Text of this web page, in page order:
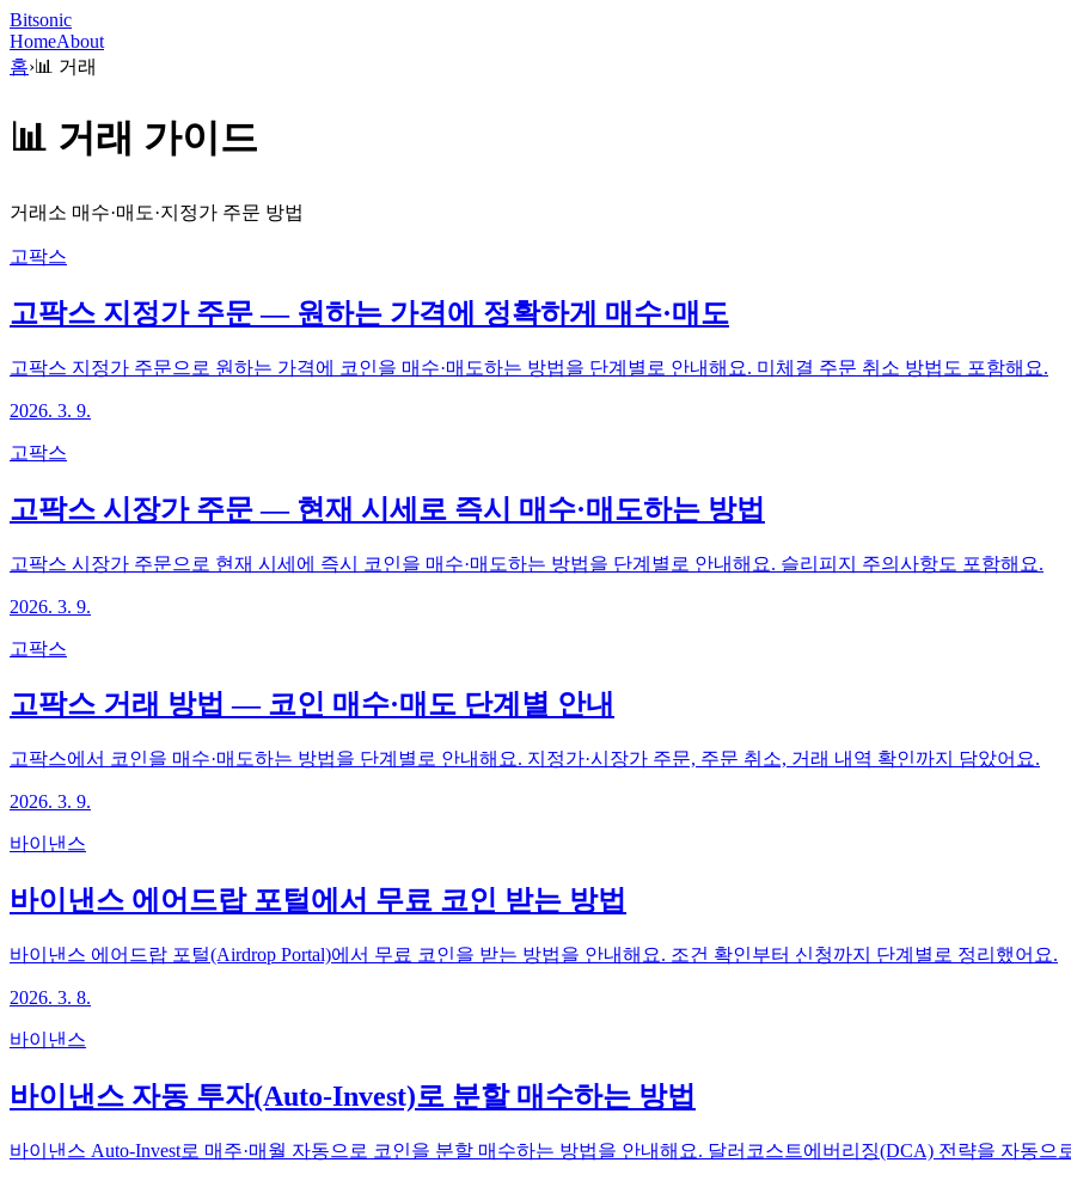
Bitsonic
HomeAbout
홈›📊 거래
📊 거래 가이드
거래소 매수·매도·지정가 주문 방법
고팍스
고팍스 지정가 주문 — 원하는 가격에 정확하게 매수·매도
고팍스 지정가 주문으로 원하는 가격에 코인을 매수·매도하는 방법을 단계별로 안내해요. 미체결 주문 취소 방법도 포함해요.
2026. 3. 9.
고팍스
고팍스 시장가 주문 — 현재 시세로 즉시 매수·매도하는 방법
고팍스 시장가 주문으로 현재 시세에 즉시 코인을 매수·매도하는 방법을 단계별로 안내해요. 슬리피지 주의사항도 포함해요.
2026. 3. 9.
고팍스
고팍스 거래 방법 — 코인 매수·매도 단계별 안내
고팍스에서 코인을 매수·매도하는 방법을 단계별로 안내해요. 지정가·시장가 주문, 주문 취소, 거래 내역 확인까지 담았어요.
2026. 3. 9.
바이낸스
바이낸스 에어드랍 포털에서 무료 코인 받는 방법
바이낸스 에어드랍 포털(Airdrop Portal)에서 무료 코인을 받는 방법을 안내해요. 조건 확인부터 신청까지 단계별로 정리했어요.
2026. 3. 8.
바이낸스
바이낸스 자동 투자(Auto-Invest)로 분할 매수하는 방법
바이낸스 Auto-Invest로 매주·매월 자동으로 코인을 분할 매수하는 방법을 안내해요. 달러코스트에버리징(DCA) 전략을 자동으